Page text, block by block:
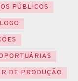
PÚBLICOS
DE PRODUÇÃO